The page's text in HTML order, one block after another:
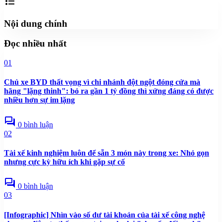
Nội dung chính
Đọc nhiều nhất
01
Chủ xe BYD thất vọng vì chi nhánh đột ngột đóng cửa mà
hãng "lặng thinh": bỏ ra gần 1 tỷ đồng thì xứng đáng có được
nhiều hơn sự im lặng
forum 0 bình luận
02
Tài xế kinh nghiệm luôn để sẵn 3 món này trong xe: Nhỏ gọn
nhưng cực kỳ hữu ích khi gặp sự cố
forum 0 bình luận
03
[Infographic] Nhìn vào số dư tài khoản của tài xế công nghệ